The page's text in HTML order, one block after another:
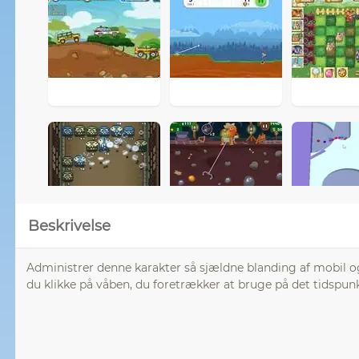
Beskrivelse
Administrer denne karakter så sjældne blanding af mobil
du klikke på våben, du foretrækker at bruge på det